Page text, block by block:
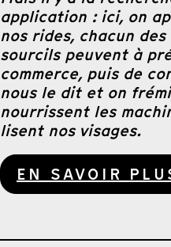
application : ici, on
nos rides, chacun
sourcils peuvent à
commerce, puis de
nous le dit et on
nourrissent les
lisent nos visages.
EN SAVOIR